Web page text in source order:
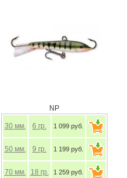
NP
30 мм. 6 гр. 1 099 руб.
50 мм. 9 гр. 1 199 руб.
70 мм. 18 гр. 1 259 руб.